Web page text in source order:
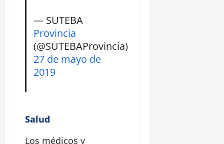
— SUTEBA
Provincia
(@SUTEBAProvincia)
27 de mayo de
2019
Salud
Los médicos y